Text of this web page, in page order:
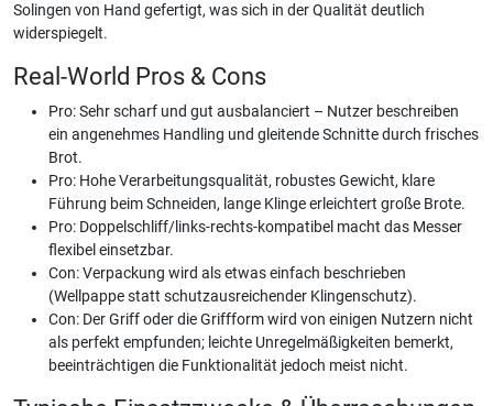
Solingen von Hand gefertigt, was sich in der Qualität deutlich
widerspiegelt.
Real-World Pros & Cons
Pro: Sehr scharf und gut ausbalanciert – Nutzer beschreiben
ein angenehmes Handling und gleitende Schnitte durch frisches
Brot.
Pro: Hohe Verarbeitungsqualität, robustes Gewicht, klare
Führung beim Schneiden, lange Klinge erleichtert große Brote.
Pro: Doppelschliff/links-rechts-kompatibel macht das Messer
flexibel einsetzbar.
Con: Verpackung wird als etwas einfach beschrieben
(Wellpappe statt schutzausreichender Klingenschutz).
Con: Der Griff oder die Griffform wird von einigen Nutzern nicht
als perfekt empfunden; leichte Unregelmäßigkeiten bemerkt,
beeinträchtigen die Funktionalität jedoch meist nicht.